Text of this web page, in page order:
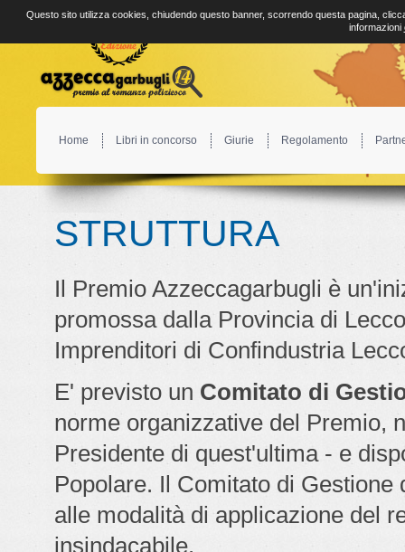
Home Libri in concorso Giurie Regolamento
STRUTTURA
Il Premio Azzeccagarbugli è
promossa dalla Provincia di
Imprenditori di Confindustria
E' previsto un Comitato di
norme organizzative del Premio,
Presidente di quest'ultima - e
Popolare. Il Comitato di
alle modalità di applicazione del
insindacabile.
Questo sito utilizza cookies, chiudendo questo banner, scorrendo questa pagina,
informazioni